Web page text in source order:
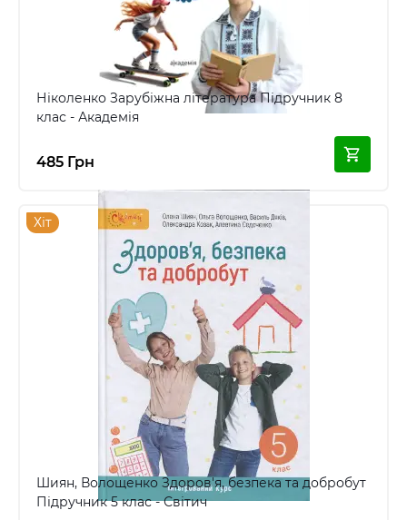
Ніколенко Зарубіжна література Підручник 8
клас - Академія
485 Грн
Хіт
Шиян, Волощенко Здоров'я, безпека та добробут
Підручник 5 клас - Світич